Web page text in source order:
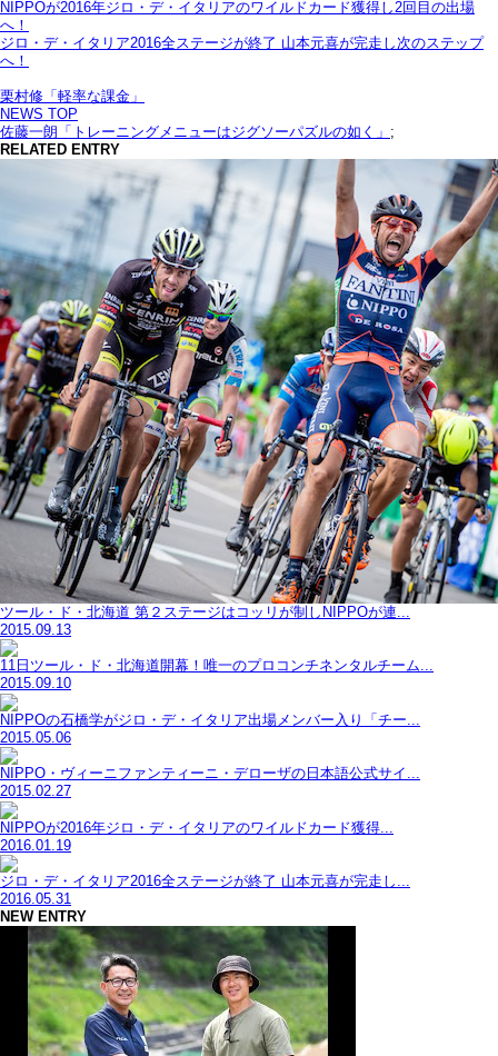
NIPPOが2016年ジロ・デ・イタリアのワイルドカード獲得し2回目の出場
へ！
ジロ・デ・イタリア2016全ステージが終了 山本元喜が完走し次のステップ
へ！
栗村修「軽率な課金」
NEWS TOP
佐藤一朗「トレーニングメニューはジグソーパズルの如く」 ;
RELATED ENTRY
ツール・ド・北海道 第２ステージはコッリが制しNIPPOが連...
2015.09.13
11日ツール・ド・北海道開幕！唯一のプロコンチネンタルチーム...
2015.09.10
NIPPOの石橋学がジロ・デ・イタリア出場メンバー入り「チー...
2015.05.06
NIPPO・ヴィーニファンティーニ・デローザの日本語公式サイ...
2015.02.27
NIPPOが2016年ジロ・デ・イタリアのワイルドカード獲得...
2016.01.19
ジロ・デ・イタリア2016全ステージが終了 山本元喜が完走し...
2016.05.31
NEW ENTRY